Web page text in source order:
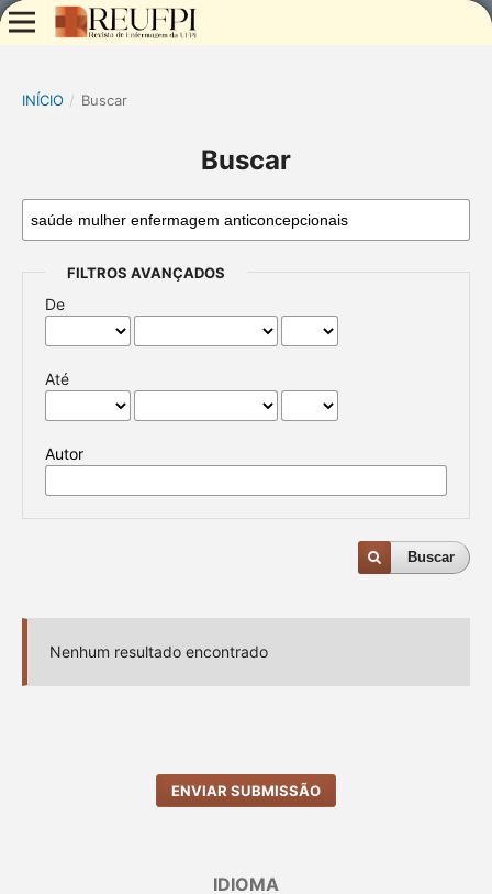
INÍCIO / Buscar
Buscar
FILTROS AVANÇADOS
De
Até
Autor
Buscar
Nenhum resultado encontrado
ENVIAR SUBMISSÃO
IDIOMA